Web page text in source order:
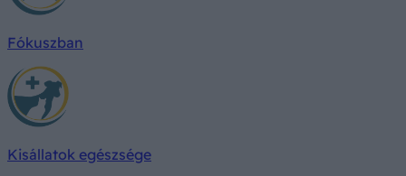
Fókuszban
Kisállatok egészsége